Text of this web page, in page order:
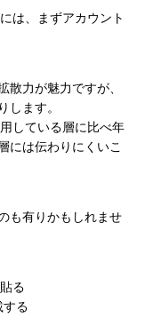
は、まずアカウント
散力が魅力ですが、
します。
している層に比べ年
には伝わりにくいこ
も有りかもしれませ
る
する